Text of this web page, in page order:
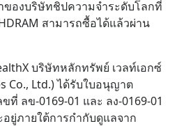
ของบริษัทชิปความจำระดับโลกที่
สามารถซื้อได้แล้วผ่าน
บริษัทหลักทรัพย์ เวลท์เอกซ์
Co., Ltd.) ได้รับใบอนุญาต
ที่ ลข-0169-01 และ ลง-0169-01
ยู่ภายใต้การกำกับดูแลจาก